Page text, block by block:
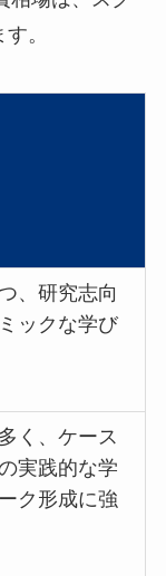
。
、研究志向
ックな学び
く、ケース
実践的な学
ク形成に強